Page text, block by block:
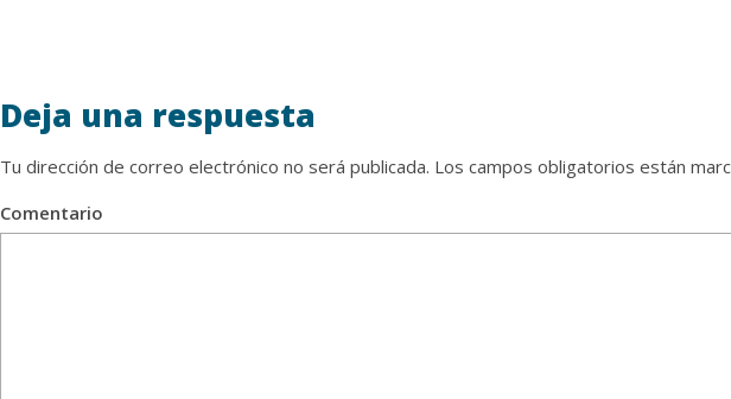
Deja una respuesta
Tu dirección de correo electrónico no será publicada. Los campos obligatorios están
Comentario